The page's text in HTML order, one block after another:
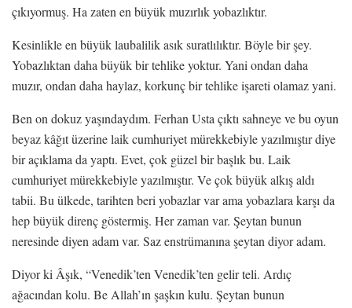
çıkıyormuş. Ha zaten en büyük muzırlık yobazlıktır.
Kesinlikle en büyük laubalilik asık suratlılıktır. Böyle bir şey.
Yobazlıktan daha büyük bir tehlike yoktur. Yani ondan daha
muzır, ondan daha haylaz, korkunç bir tehlike işareti olamaz yani.
Ben on dokuz yaşındaydım. Ferhan Usta çıktı sahneye ve bu oyun
beyaz kâğıt üzerine laik cumhuriyet mürekkebiyle yazılmıştır diye
bir açıklama da yaptı. Evet, çok güzel bir başlık bu. Laik
cumhuriyet mürekkebiyle yazılmıştır. Ve çok büyük alkış aldı
tabii. Bu ülkede, tarihten beri yobazlar var ama yobazlara karşı da
hep büyük direnç göstermiş. Her zaman var. Şeytan bunun
neresinde diyen adam var. Saz enstrümanına şeytan diyor adam.
Diyor ki Âşık, “Venedik’ten Venedik’ten gelir teli. Ardıç
ağacından kolu. Be Allah’ın şaşkın kulu. Şeytan bunun